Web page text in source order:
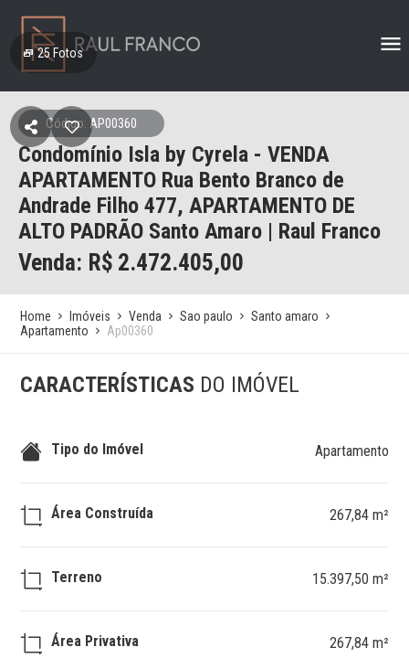
25 Fotos
Código: AP00360
Condomínio Isla by Cyrela - VENDA
APARTAMENTO Rua Bento Branco de
Andrade Filho 477, APARTAMENTO DE
ALTO PADRÃO Santo Amaro | Raul Franco
Venda: R$ 2.472.405,00
Home Imóveis Venda Sao paulo
Santo amaro
Apartamento
Ap00360
CARACTERÍSTICAS DO IMÓVEL
Tipo do Imóvel Apartamento
Área Construída 267,84 m²
Terreno 15.397,50 m²
Área Privativa 267,84 m²